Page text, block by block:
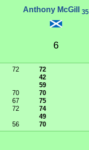
Anthony McGill 35
6
72 72
42
59
70
70
67
75
72
74
49
56
70